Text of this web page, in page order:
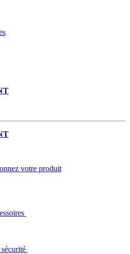
votre produit